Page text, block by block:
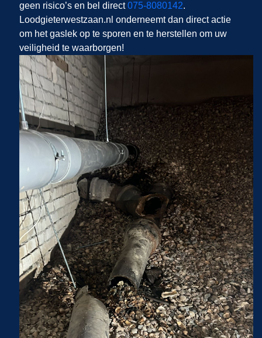
geen risico’s en bel direct075-8080142.
Loodgieterwestzaan.nl onderneemt dan direct actie
om het gaslek op te sporen en te herstellen om uw
veiligheid te waarborgen!